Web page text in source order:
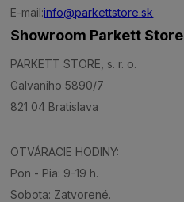
E-mail:info@parkettstore.sk
Showroom Parkett Store
PARKETT STORE, s. r. o.
Galvaniho 5890/7
821 04 Bratislava
OTVÁRACIE HODINY:
Pon - Pia: 9-19 h.
Sobota: Zatvorené.